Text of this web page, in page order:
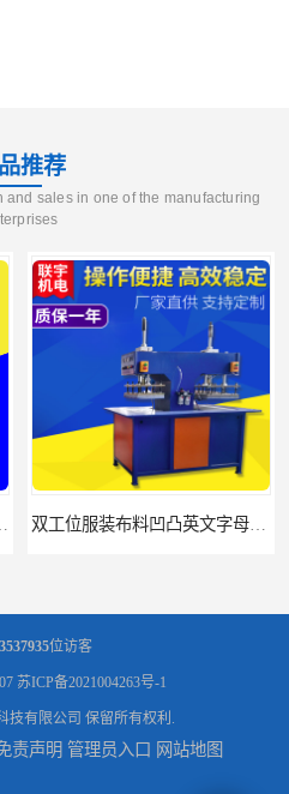
推荐
sales in one of the manufacturing
位访客
苏ICP备2021004263号-1
技有限公司 保留所有权利.
责声明 管理员入口 网站地图